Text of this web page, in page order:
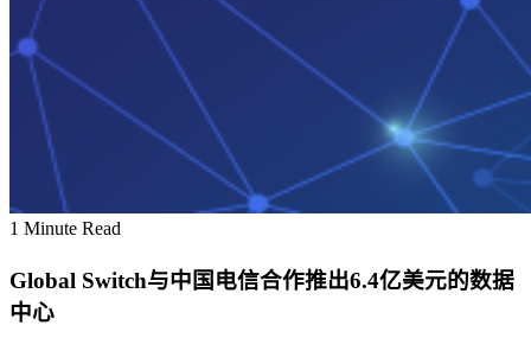
1 Minute Read
Global Switch与中国电信合作推出6.4亿美元的数据
中心